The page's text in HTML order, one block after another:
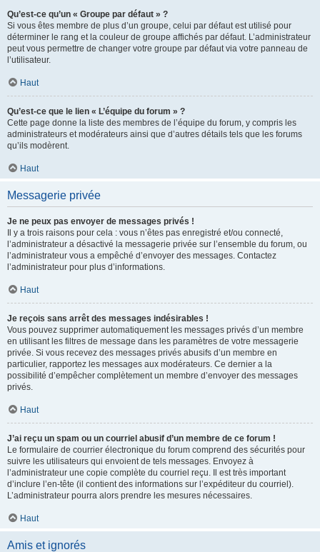
Qu’est-ce qu’un « Groupe par défaut » ?
Si vous êtes membre de plus d’un groupe, celui par défaut est utilisé pour
déterminer le rang et la couleur de groupe affichés par défaut. L’administrateur
peut vous permettre de changer votre groupe par défaut via votre panneau de
l’utilisateur.
Haut
Qu’est-ce que le lien « L’équipe du forum » ?
Cette page donne la liste des membres de l’équipe du forum, y compris les
administrateurs et modérateurs ainsi que d’autres détails tels que les forums
qu’ils modèrent.
Haut
Messagerie privée
Je ne peux pas envoyer de messages privés !
Il y a trois raisons pour cela : vous n’êtes pas enregistré et/ou connecté,
l’administrateur a désactivé la messagerie privée sur l’ensemble du forum, ou
l’administrateur vous a empêché d’envoyer des messages. Contactez
l’administrateur pour plus d’informations.
Haut
Je reçois sans arrêt des messages indésirables !
Vous pouvez supprimer automatiquement les messages privés d’un membre
en utilisant les filtres de message dans les paramètres de votre messagerie
privée. Si vous recevez des messages privés abusifs d’un membre en
particulier, rapportez les messages aux modérateurs. Ce dernier a la
possibilité d’empêcher complètement un membre d’envoyer des messages
privés.
Haut
J’ai reçu un spam ou un courriel abusif d’un membre de ce forum !
Le formulaire de courrier électronique du forum comprend des sécurités pour
suivre les utilisateurs qui envoient de tels messages. Envoyez à
l’administrateur une copie complète du courriel reçu. Il est très important
d’inclure l’en-tête (il contient des informations sur l’expéditeur du courriel).
L’administrateur pourra alors prendre les mesures nécessaires.
Haut
Amis et ignorés